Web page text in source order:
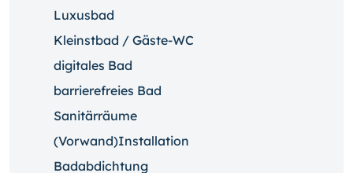
Luxusbad
Kleinstbad / Gäste-WC
digitales Bad
barrierefreies Bad
Sanitärräume
(Vorwand)Installation
Badabdichtung